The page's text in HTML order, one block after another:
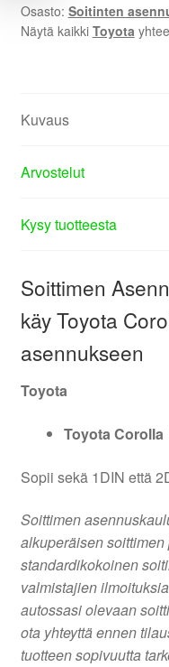
Osasto: Soitinten
Näytä kaikki Toyota
Kuvaus
Arvostelut
Kysy tuotteesta
Soittimen
käy Toyota
asennukseen
Toyota
Toyota Corolla
Sopii sekä 1DIN että
Soittimen
alkuperäisen
standardikokoinen
valmistajien
autossasi olevaan
ota yhteyttä ennen
tuotteen sopivuutta